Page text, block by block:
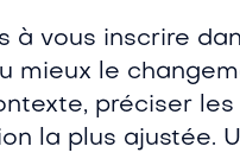
à vous inscrire
mieux le
préciser
la plus ajustée.